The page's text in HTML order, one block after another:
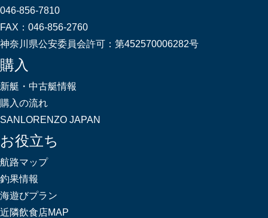
046-856-7810
FAX： 046-856-2760
神奈川県公安委員会許可： 第452570006282号
購入
新艇・中古艇情報
購入の流れ
SANLORENZO JAPAN
お役立ち
航路マップ
釣果情報
海遊びプラン
近隣飲食店MAP